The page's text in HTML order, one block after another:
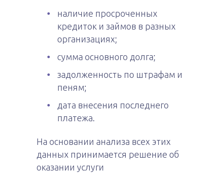
наличие просроченных
кредиток и займов в разных
организациях;
сумма основного долга;
задолженность по штрафам и
пеням;
дата внесения последнего
платежа.
На основании анализа всех этих
данных принимается решение об
оказании услуги